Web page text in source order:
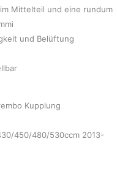
Mittelteil und eine rundum
und Belüftung
Kupplung
450/480/530ccm 2013-